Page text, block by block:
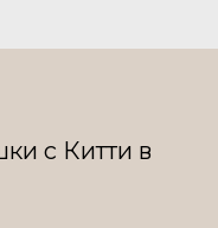
с Китти в